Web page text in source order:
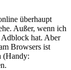
überhaupt
Außer, wenn ich
Adblock hat. Aber
Browsers ist
(Handy: